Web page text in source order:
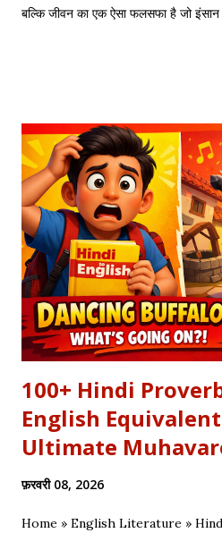
बल्कि जीवन का एक ऐसा फलसफा है जो
वक्त बदलते देर नहीं लगती। जिस तरह नुसरत
दिल्लगी भूल जानी पड़ेगी गाकर इश्क़ और
कलाम हमें 'शुक्र' (Gratitude) का पाठ
रचना के हिंदी बोल (Lyrics), उसके गूढ़ अर्थ
...
100+ Hindi
English
Ultimate
फ़रवरी 08, 2026
Home » English Literature »